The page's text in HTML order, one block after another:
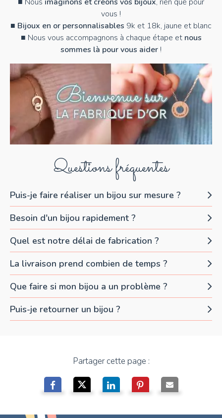
Questions fréquentes
Puis-je faire réaliser un bijou sur mesure ?
Besoin d'un bijou rapidement ?
Quel est notre délai de fabrication ?
La livraison prend combien de temps ?
Que faire si mon bijou a un problème ?
Puis-je retourner un bijou ?
vous !
■ Bijoux en or personnalisables 9k et 18k, jaune et blanc
■ Nous vous accompagnons à chaque étape et nous
sommes là pour vous aider !
Partager cette page :